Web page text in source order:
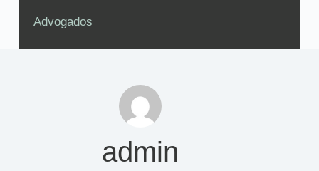
Advogados
admin